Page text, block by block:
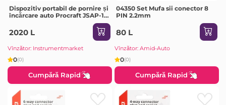
Dispozitiv portabil de pornire și
încărcare auto Procraft JSAP-12,
pentru acumulatoare auto 12 V
2020 L
Vînzător: Instrumentmarket
0(0)
Cumpără Rapid
04350 Set Mufa sii conector 8
PIN 2.2mm
80 L
Vînzător: Amid-Auto
0(0)
Cumpără Rapid